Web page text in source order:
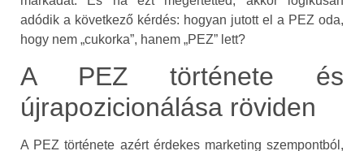
adódik a következő kérdés: hogyan jutott el a PEZ oda,
hogy nem „cukorka”, hanem „PEZ” lett?
A PEZ története és
újrapozicionálása röviden
A PEZ története azért érdekes marketing szempontból,